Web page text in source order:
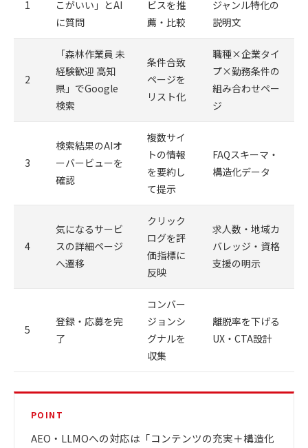
1
こがいい」とAI
に質問
ビスを推
薦・比較
ジャンル特化の
説明文
2
「森林作業員 未
経験歓迎 高知
県」でGoogle
検索
条件合致
ページを
リスト化
職種×企業タイ
プ×勤務条件の
組み合わせペー
ジ
3
検索結果のAIオ
ーバービューを
確認
複数サイ
トの情報
を要約し
て提示
FAQスキーマ・
構造化データ
4
気になるサービ
スの詳細ページ
へ遷移
クリック
ログを評
価指標に
反映
求人数・地域カ
バレッジ・資格
支援の明示
5
登録・応募を完
了
コンバー
ジョンシ
グナルを
収集
離脱率を下げる
UX・CTA設計
POINT
AEO・LLMOへの対応は「コンテンツの充実＋構造化